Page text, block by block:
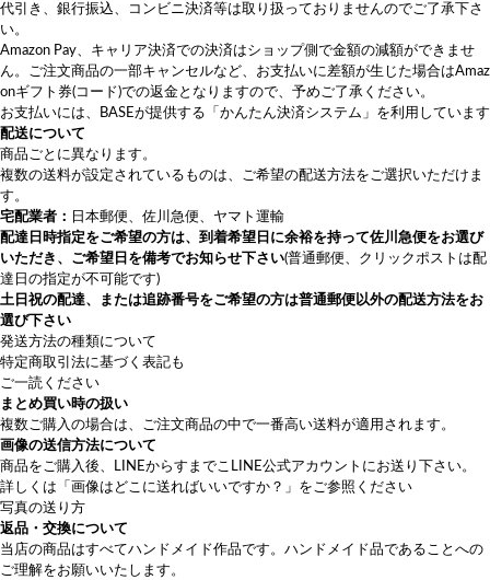
代引き、銀行振込、コンビニ決済等は取り扱っておりませんのでご了承下さ
い。
Amazon Pay、キャリア決済での決済はショップ側で金額の減額ができませ
ん。ご注文商品の一部キャンセルなど、お支払いに差額が生じた場合はAmaz
onギフト券(コード)での返金となりますので、予めご了承ください。
お支払いには、BASEが提供する「かんたん決済システム」を利用しています
配送について
商品ごとに異なります。
複数の送料が設定されているものは、ご希望の配送方法をご選択いただけま
す。
宅配業者：
日本郵便、佐川急便、ヤマト運輸
配達日時指定をご希望の方は、 到着希望日に余裕を持って佐川急便をお選び
いただき 、ご希望日を備考でお知らせ下さい(普通郵便、クリックポストは配
達日の指定が不可能です)
土日祝の配達、または追跡番号をご希望の方は普通郵便以外の配送方法をお
選び下さい
発送方法の種類について
特定商取引法に基づく表記も
ご一読ください
まとめ買い時の扱い
複数ご購入の場合は、ご注文商品の中で一番高い送料が適用されます。
画像の送信方法について
商品をご購入後、LINEからすまでこLINE公式アカウント にお送り下さい。
詳しくは 「画像はどこに送ればいいですか？」 をご参照ください
写真の送り方
返品・交換について
当店の商品はすべてハンドメイド作品です。ハンドメイド品であることへの
ご理解をお願いいたします。